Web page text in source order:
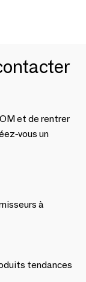
et de rentrer
vous un
à
tendances